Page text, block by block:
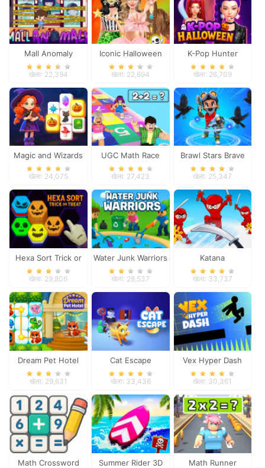
Mall Anomaly
खेला: 22,394
Iconic Halloween
Costumes
खेला: 22,694
K-Pop Hunter
Halloween Fashion
खेला: 26,709
Magic and Wizards
Mahjong
खेला: 24,075
UGC Math Race
खेला: 27,423
Brawl Stars Brave
Adventure
खेला: 25,347
Hexa Sort Trick or
Treat
खेला: 29,806
Water Junk Warriors
खेला: 28,537
Katana
खेला: 33,737
Dream Pet Hotel
खेला: 29,631
Cat Escape
खेला: 33,436
Vex Hyper Dash
खेला: 30,361
Math Crossword
Summer Rider 3D Math Runner